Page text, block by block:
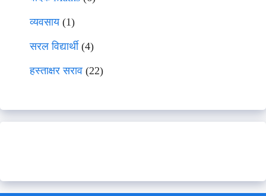
व्यवसाय(1)
सरल विद्यार्थी(4)
हस्ताक्षर सराव (22)